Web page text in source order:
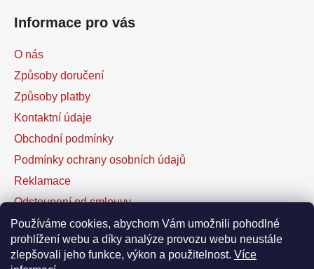
Používáme cookies, abychom Vám umožnili pohodlné
prohlížení webu a díky analýze provozu webu neustále
zlepšovali jeho funkce, výkon a použitelnost. Více
Informace pro vás
O nás
Způsoby doručení
Způsoby platby
Kontaktní údaje
Obchodní podmínky
Podmínky ochrany osobních údajů
Reklamace
Odstoupení od smlouvy
Kontaktní formulář